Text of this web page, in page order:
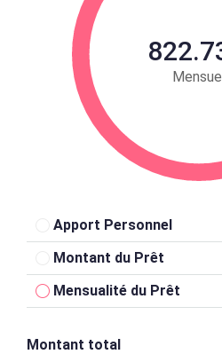
Apport Personnel
Montant du Prêt
Mensualité du Prêt
Montant total